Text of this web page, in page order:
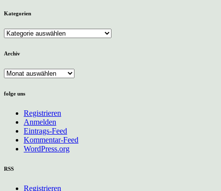
Kategorien
Kategorien
Archiv
Archiv
folge uns
Registrieren
Anmelden
Eintrags-Feed
Kommentar-Feed
WordPress.org
RSS
Registrieren